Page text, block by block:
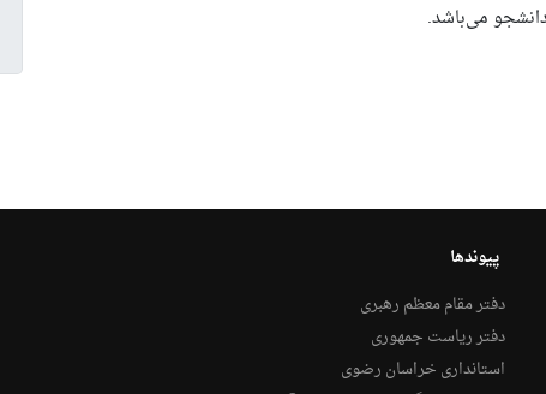
می‌باشد.
پیوندها
دفتر مقام معظم رهبری
دفتر ریاست جمهوری
استانداری خراسان رضوی